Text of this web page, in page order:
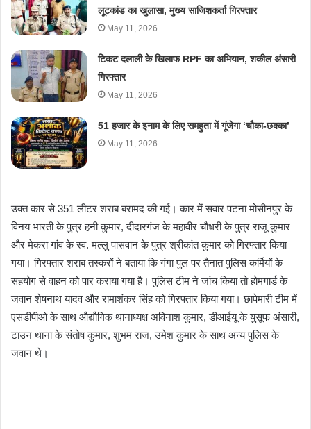
लूटकांड का खुलासा, मुख्य साजिशकर्ता गिरफ्तार
May 11, 2026
टिकट दलाली के खिलाफ RPF का अभियान, शकील अंसारी
गिरफ्तार
May 11, 2026
51 हजार के इनाम के लिए समहुता में गूंजेगा ‘चौका-छक्का’
May 11, 2026
उक्त कार से 351 लीटर शराब बरामद की गई। कार में सवार पटना मोसीनपुर के
विनय भारती के पुत्र हनी कुमार, दीदारगंज के महावीर चौधरी के पुत्र राजू कुमार
और मेकरा गांव के स्व. मल्लु पासवान के पुत्र श्रीकांत कुमार को गिरफ्तार किया
गया। गिरफ्तार शराब तस्करों ने बताया कि गंगा पुल पर तैनात पुलिस कर्मियों के
सहयोग से वाहन को पार कराया गया है। पुलिस टीम ने जांच किया तो होमगार्ड के
जवान शेषनाथ यादव और रामाशंकर सिंह को गिरफ्तार किया गया। छापेमारी टीम में
एसडीपीओ के साथ औद्यौगिक थानाध्यक्ष अविनाश कुमार, डीआईयू के युसूफ अंसारी,
टाउन थाना के संतोष कुमार, शुभम राज, उमेश कुमार के साथ अन्य पुलिस के
जवान थे।